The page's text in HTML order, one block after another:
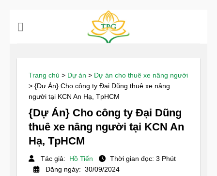
Trang chủ > Dự án > Dự án cho thuê xe nâng người
> {Dự Án} Cho công ty Đại Dũng thuê xe nâng
người tại KCN An Hạ, TpHCM
{Dự Án} Cho công ty Đại Dũng
thuê xe nâng người tại KCN An
Hạ, TpHCM
Tác giả: Hồ Tiến
Thời gian đọc: 3 Phút
Đăng ngày: 30/09/2024